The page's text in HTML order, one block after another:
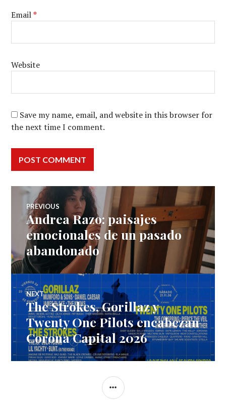
Email*
Website
Save my name, email, and website in this browser for
the next time I comment.
Post
navigation
PREVIOUS
Previous
post:
Andrea Razo: paisajes
emocionales de un pasado
abandonado
NEXT
Next
post:
The Strokes, Gorillaz y
Twenty One Pilots encabezan
Corona Capital 2026
SIDEBAR